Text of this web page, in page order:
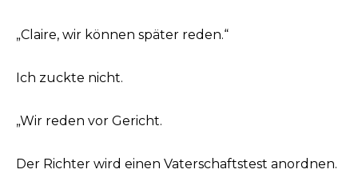
„Claire, wir können später reden.“
Ich zuckte nicht.
„Wir reden vor Gericht.
Der Richter wird einen Vaterschaftstest anordnen.